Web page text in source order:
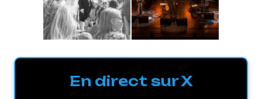
En direct sur X